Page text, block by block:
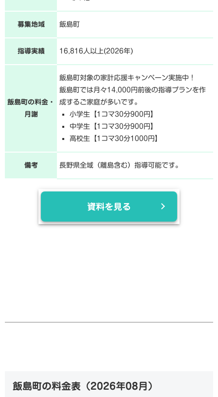
募集地域 飯島町
指導実績 16,816人以上(2026年)
飯島町の料金・
月謝
飯島町対象の家計応援キャンペーン実施中！
飯島町では月々14,000円前後の指導プランを作
成するご家庭が多いです。
小学生【1コマ30分900円】
中学生【1コマ30分900円】
高校生【1コマ30分1000円】
備考 長野県全域（離島含む）指導可能です。
資料を見る
飯島町の料金表（2026年08月）